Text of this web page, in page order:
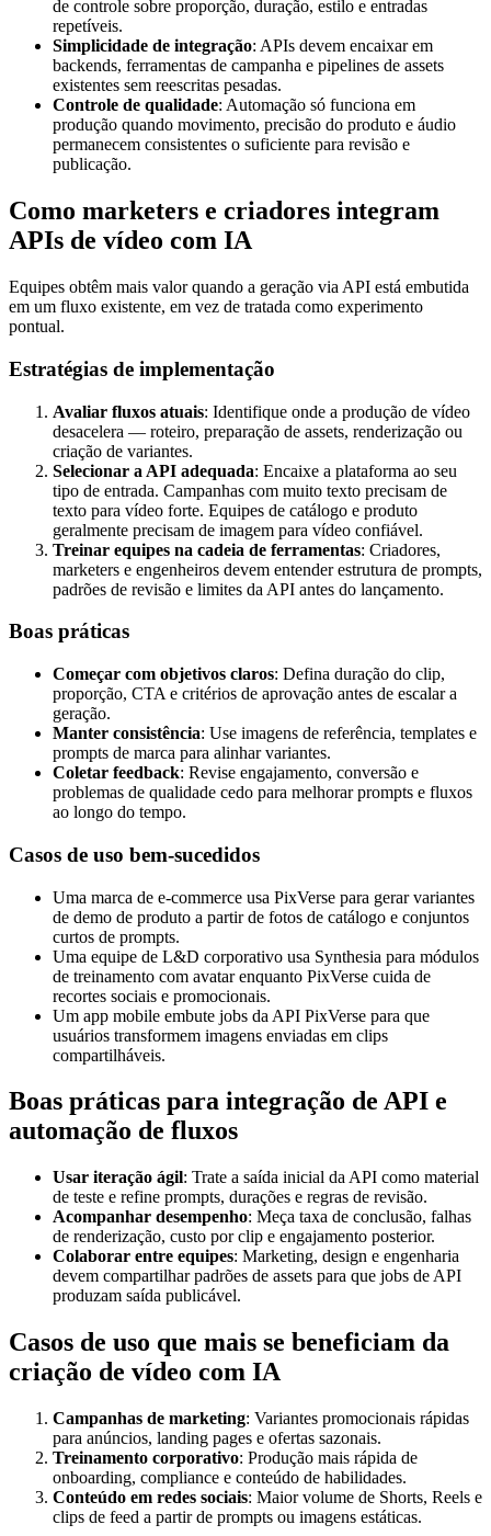
de controle sobre proporção, duração, estilo e entradas
repetíveis.
Simplicidade de integração: APIs devem encaixar em
backends, ferramentas de campanha e pipelines de assets
existentes sem reescritas pesadas.
Controle de qualidade: Automação só funciona em
produção quando movimento, precisão do produto e áudio
permanecem consistentes o suficiente para revisão e
publicação.
Como marketers e criadores integram
APIs de vídeo com IA
Equipes obtêm mais valor quando a geração via API está embutida
em um fluxo existente, em vez de tratada como experimento
pontual.
Estratégias de implementação
Avaliar fluxos atuais: Identifique onde a produção de vídeo
desacelera — roteiro, preparação de assets, renderização ou
criação de variantes.
Selecionar a API adequada: Encaixe a plataforma ao seu
tipo de entrada. Campanhas com muito texto precisam de
texto para vídeo forte. Equipes de catálogo e produto
geralmente precisam de imagem para vídeo confiável.
Treinar equipes na cadeia de ferramentas: Criadores,
marketers e engenheiros devem entender estrutura de prompts,
padrões de revisão e limites da API antes do lançamento.
Boas práticas
Começar com objetivos claros: Defina duração do clip,
proporção, CTA e critérios de aprovação antes de escalar a
geração.
Manter consistência: Use imagens de referência, templates e
prompts de marca para alinhar variantes.
Coletar feedback: Revise engajamento, conversão e
problemas de qualidade cedo para melhorar prompts e fluxos
ao longo do tempo.
Casos de uso bem-sucedidos
Uma marca de e-commerce usa PixVerse para gerar variantes
de demo de produto a partir de fotos de catálogo e conjuntos
curtos de prompts.
Uma equipe de L&D corporativo usa Synthesia para módulos
de treinamento com avatar enquanto PixVerse cuida de
recortes sociais e promocionais.
Um app mobile embute jobs da API PixVerse para que
usuários transformem imagens enviadas em clips
compartilháveis.
Boas práticas para integração de API e
automação de fluxos
Usar iteração ágil: Trate a saída inicial da API como material
de teste e refine prompts, durações e regras de revisão.
Acompanhar desempenho: Meça taxa de conclusão, falhas
de renderização, custo por clip e engajamento posterior.
Colaborar entre equipes: Marketing, design e engenharia
devem compartilhar padrões de assets para que jobs de API
produzam saída publicável.
Casos de uso que mais se beneficiam da
criação de vídeo com IA
Campanhas de marketing: Variantes promocionais rápidas
para anúncios, landing pages e ofertas sazonais.
Treinamento corporativo: Produção mais rápida de
onboarding, compliance e conteúdo de habilidades.
Conteúdo em redes sociais: Maior volume de Shorts, Reels e
clips de feed a partir de prompts ou imagens estáticas.